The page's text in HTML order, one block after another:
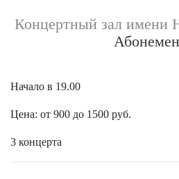
Концертный зал имени
Начало в 19.00
Цена: от 900 до 1500 руб.
3 концерта